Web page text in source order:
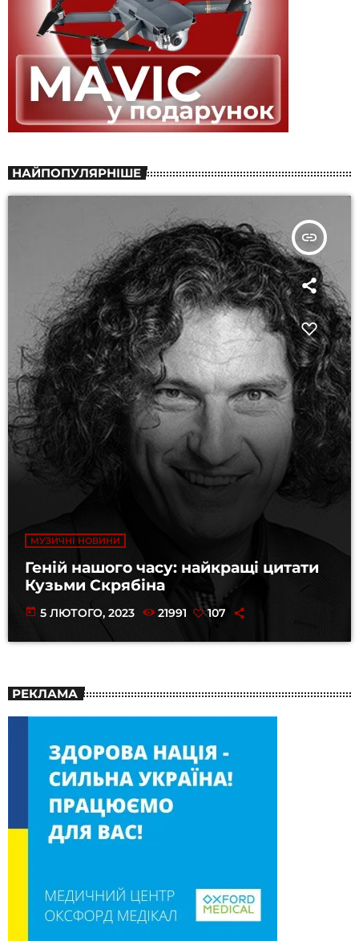
НАЙПОПУЛЯРНІШЕ
insert_link
МУЗИЧНІ НОВИНИ
Геній нашого часу: найкращі цитати
Кузьми Скрябіна
today 5 ЛЮТОГО, 2023 21991 107
РЕКЛАМА